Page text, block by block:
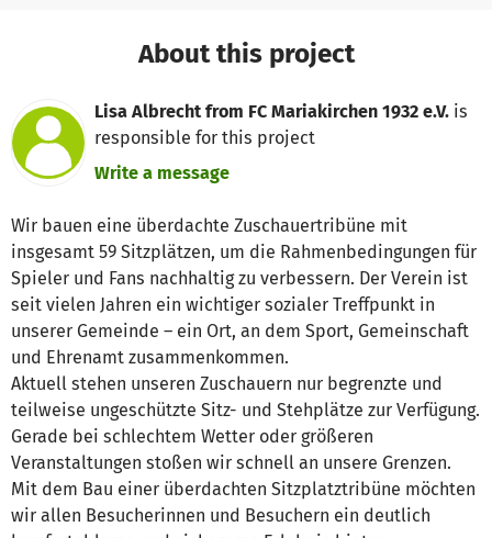
About this project
Lisa Albrecht from FC Mariakirchen 1932 e.V. is
responsible for this project
Write a message
Wir bauen eine überdachte Zuschauertribüne mit
insgesamt 59 Sitzplätzen, um die Rahmenbedingungen für
Spieler und Fans nachhaltig zu verbessern. Der Verein ist
seit vielen Jahren ein wichtiger sozialer Treffpunkt in
unserer Gemeinde – ein Ort, an dem Sport, Gemeinschaft
und Ehrenamt zusammenkommen.
Aktuell stehen unseren Zuschauern nur begrenzte und
teilweise ungeschützte Sitz- und Stehplätze zur Verfügung.
Gerade bei schlechtem Wetter oder größeren
Veranstaltungen stoßen wir schnell an unsere Grenzen.
Mit dem Bau einer überdachten Sitzplatztribüne möchten
wir allen Besucherinnen und Besuchern ein deutlich